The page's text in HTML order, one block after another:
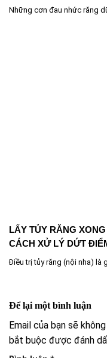
Những cơn đau nhức răng
LẤY TỦY RĂNG
CÁCH XỬ LÝ DỨT
Điều trị tủy răng (nội nha) là
Để lại một bình luận
Email của bạn sẽ
bắt buộc được đánh